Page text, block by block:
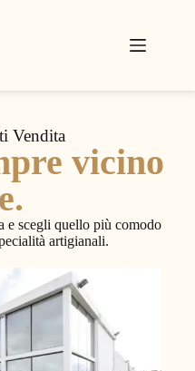
Vendita
vicino
e scegli quello più comodo
artigianali.